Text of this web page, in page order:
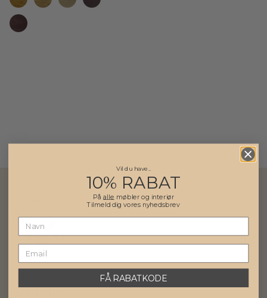
Vil du have..
10% RABAT
På alle møbler og interiør
Tilmeld dig vores nyhedsbrev
FÅ RABATKODE